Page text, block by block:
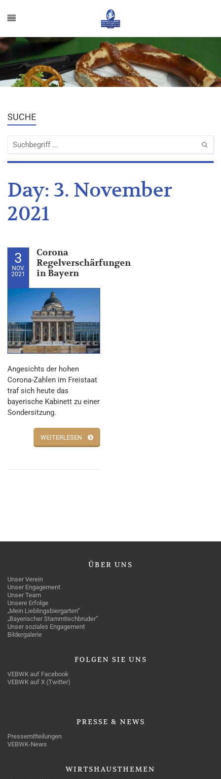
SUCHE
Day: 3. November
2021
3
NOV.
2021
Corona
Regelverschärfungen
in Bayern
Angesichts der hohen
Corona-Zahlen im Freistaat
traf sich heute das
bayerische Kabinett zu einer
Sondersitzung.
WEITERLESEN
ÜBER UNS
Unser Verein
Unser Engagement
Unser Team
Unsere Erfolge
„Mein Lieblingsbiergarten“
„Bayerischer Stammtischbruder“
Unser soziales Engagement
Bildergalerie
FOLGEN SIE UNS
VEBWK auf Facebook
VEBWK auf X (Twitter)
PRESSE & NEWS
Pressemitteilungen
VEBWK-News
WIRTSHAUSTHEMEN